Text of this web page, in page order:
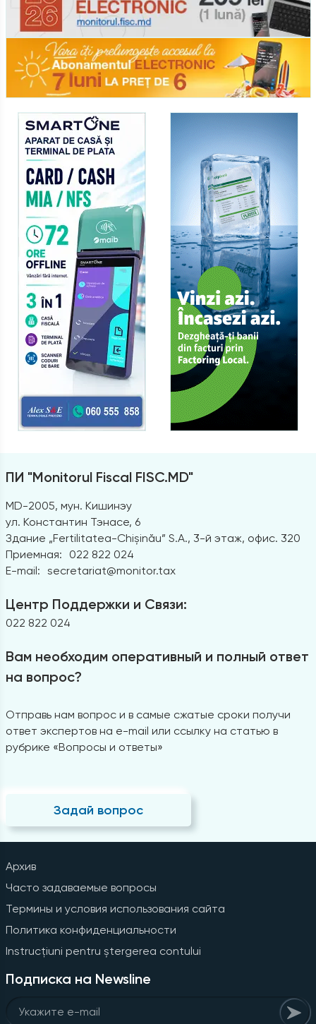
ПИ "Monitorul Fiscal FISC.MD"
MD-2005, мун. Кишинэу
ул. Константин Тэнасе, 6
Здание „Fertilitatea-Chișinău” S.A., 3-й этаж, офис. 320
Приемная:
022 822 024
E-mail: secretariat@monitor.tax
Центр Поддержки и Связи:
022 822 024
Вам необходим оперативный и полный ответ
на вопрос?
Отправь нам вопрос и в самые сжатые сроки получи
ответ экспертов на e-mail или ссылку на статью в
рубрике «Вопросы и ответы»
Задай вопрос
Архив
Часто задаваемые вопросы
Термины и условия использования сайта
Политика конфиденциальности
Instrucțiuni pentru ștergerea contului
Подписка на Newsline